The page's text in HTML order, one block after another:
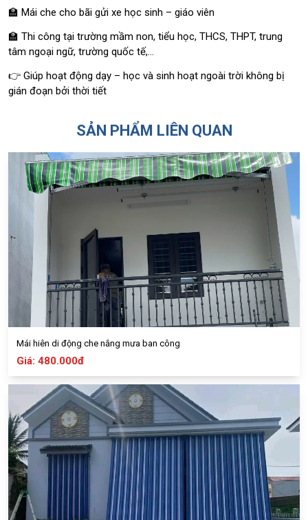
🏫 Mái che cho bãi gửi xe học sinh – giáo viên
🏫 Thi công tại trường mầm non, tiểu học, THCS, THPT, trung
tâm ngoại ngữ, trường quốc tế,…
👉 Giúp hoạt động dạy – học và sinh hoạt ngoài trời không bị
gián đoạn bởi thời tiết
SẢN PHẨM LIÊN QUAN
Mái hiên di động che nắng mưa ban công
Giá: 480.000đ